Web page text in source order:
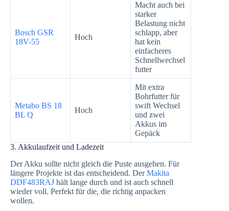
Bosch GSR
18V-55
Hoch
Macht auch bei
starker
Belastung nicht
schlapp, aber
hat kein
einfacheres
Schnellwechsel
futter
Metabo BS 18
BL Q
Hoch
Mit extra
Bohrfutter für
swift Wechsel
und zwei
Akkus im
Gepäck
3. Akkulaufzeit und Ladezeit
Der Akku sollte nicht gleich die Puste ausgehen. Für
längere Projekte ist das entscheidend. DerMakita
DDF483RAJ hält lange durch und ist auch schnell
wieder voll. Perfekt für die, die richtig anpacken
wollen.